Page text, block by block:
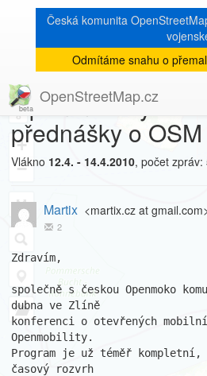
Česká komunita
Odmítáme snahu o
OpenStreetMap.cz
8
+
−
« zpět na výpis
[Talk-cz]
Openmobility -
přednášky o OSM
Vlákno 12.4. - 14.4.2010, počet zpráv:
Martix <martix.cz at
2
Zdravím,
společně s českou Openmoko
dubna ve Zlíně
konferenci o otevřených
Openmobility.
Program je už téměř
časový rozvrh